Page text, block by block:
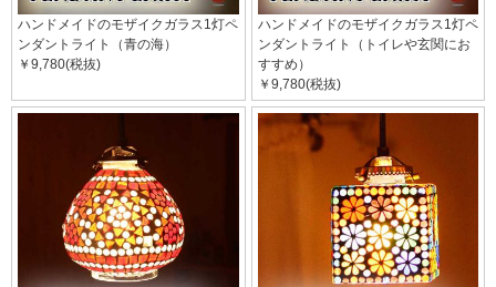
ハンドメイドのモザイクガラス1灯ペ
ンダントライト（青の海）
￥9,780(税抜)
ハンドメイドのモザイクガラス1灯ペ
ンダントライト（トイレや玄関にお
すすめ）
￥9,780(税抜)